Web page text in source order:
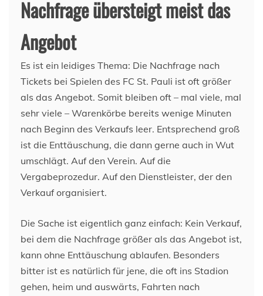
Nachfrage übersteigt meist das
Angebot
Es ist ein leidiges Thema: Die Nachfrage nach
Tickets bei Spielen des FC St. Pauli ist oft größer
als das Angebot. Somit bleiben oft – mal viele, mal
sehr viele – Warenkörbe bereits wenige Minuten
nach Beginn des Verkaufs leer. Entsprechend groß
ist die Enttäuschung, die dann gerne auch in Wut
umschlägt. Auf den Verein. Auf die
Vergabeprozedur. Auf den Dienstleister, der den
Verkauf organisiert.
Die Sache ist eigentlich ganz einfach: Kein Verkauf,
bei dem die Nachfrage größer als das Angebot ist,
kann ohne Enttäuschung ablaufen. Besonders
bitter ist es natürlich für jene, die oft ins Stadion
gehen, heim und auswärts, Fahrten nach